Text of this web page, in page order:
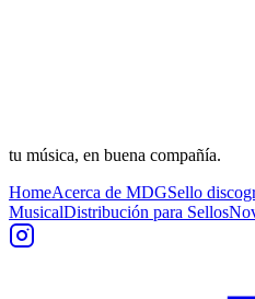
tu música, en buena compañía.
HomeAcerca de MDGSello
MusicalDistribución para Sellos